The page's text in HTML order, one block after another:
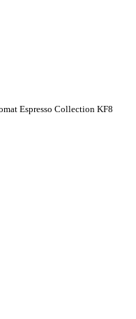
Espresso Collection KF8